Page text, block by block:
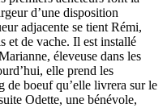
d’une disposition
adjacente se tient Rémi,
et de vache. Il est installé
éleveuse dans les
elle prend les
de boeuf qu’elle livrera sur le
Odette, une bénévole,